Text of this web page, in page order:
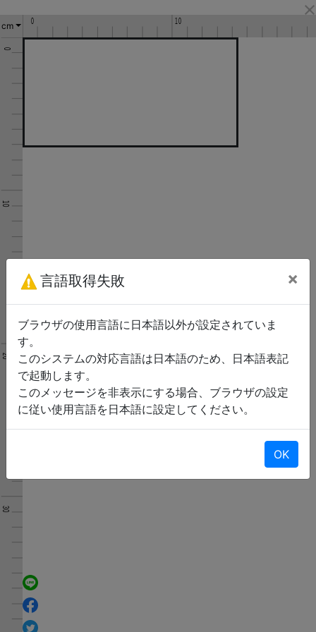
cm
言語取得失敗 ×
ブラウザの使用言語に日本語以外が設定されていま
す。
このシステムの対応言語は日本語のため、日本語表記
で起動します。
このメッセージを非表示にする場合、ブラウザの設定
に従い使用言語を日本語に設定してください。
OK